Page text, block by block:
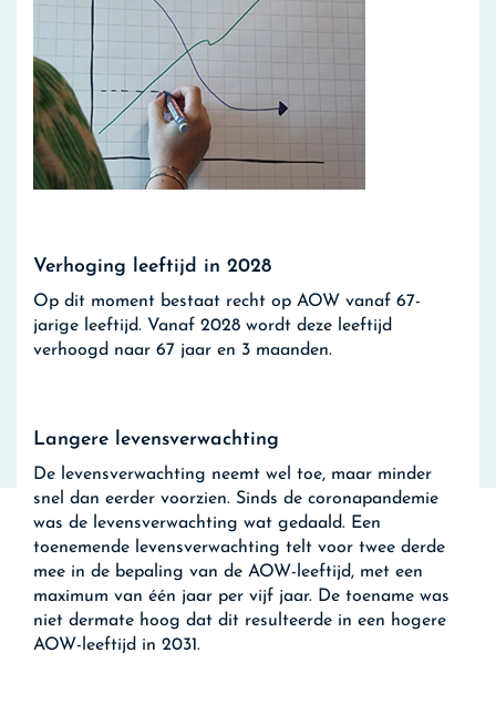
Verhoging leeftijd in 2028
Op dit moment bestaat recht op AOW vanaf 67-
jarige leeftijd. Vanaf 2028 wordt deze leeftijd
verhoogd naar 67 jaar en 3 maanden.
Langere levensverwachting
De levensverwachting neemt wel toe, maar minder
snel dan eerder voorzien. Sinds de coronapandemie
was de levensverwachting wat gedaald. Een
toenemende levensverwachting telt voor twee derde
mee in de bepaling van de AOW-leeftijd, met een
maximum van één jaar per vijf jaar. De toename was
niet dermate hoog dat dit resulteerde in een hogere
AOW-leeftijd in 2031.